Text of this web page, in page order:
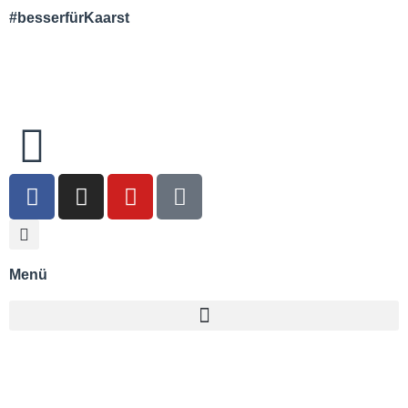
#besserfürKaarst
Menü